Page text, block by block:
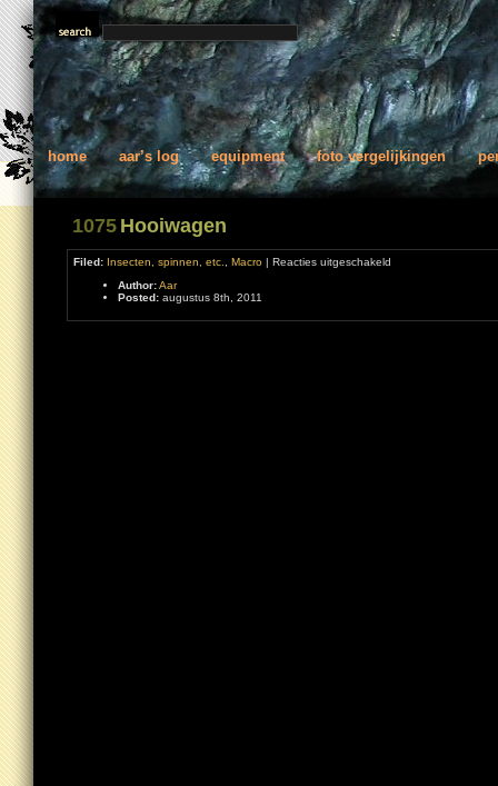
home aar’s log equipment foto vergelijkingen
1075 Hooiwagen
Filed: Insecten, spinnen, etc. Macro | Reacties uitgeschakeld
Author:Aar
Posted: augustus 8th, 2011